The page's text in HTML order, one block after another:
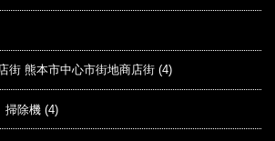
街 熊本市中心市街地商店街 (4)
除機 (4)